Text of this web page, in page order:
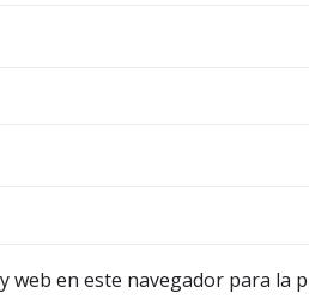
en este navegador para la